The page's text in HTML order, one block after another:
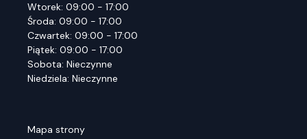
Wtorek: 09:00 - 17:00
Środa: 09:00 - 17:00
Czwartek: 09:00 - 17:00
Piątek: 09:00 - 17:00
Sobota: Nieczynne
Niedziela: Nieczynne
Mapa strony